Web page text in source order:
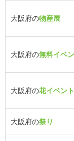
大阪府の物産展
大阪府の無料イベ
大阪府の花イベント
大阪府の祭り